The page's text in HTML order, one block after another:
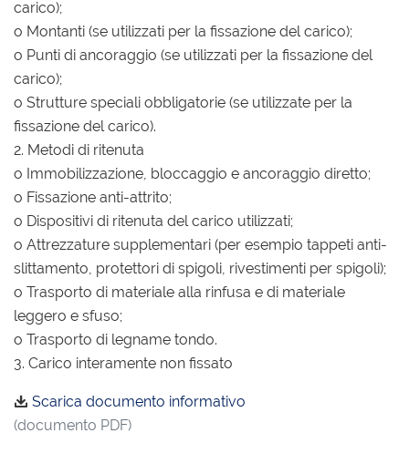
carico);
o Montanti (se utilizzati per la fissazione del carico);
o Punti di ancoraggio (se utilizzati per la fissazione del
carico);
o Strutture speciali obbligatorie (se utilizzate per la
fissazione del carico).
2. Metodi di ritenuta
o Immobilizzazione, bloccaggio e ancoraggio diretto;
o Fissazione anti-attrito;
o Dispositivi di ritenuta del carico utilizzati;
o Attrezzature supplementari (per esempio tappeti anti-
slittamento, protettori di spigoli, rivestimenti per spigoli);
o Trasporto di materiale alla rinfusa e di materiale
leggero e sfuso;
o Trasporto di legname tondo.
3. Carico interamente non fissato
Scarica documento informativo
(documento PDF)